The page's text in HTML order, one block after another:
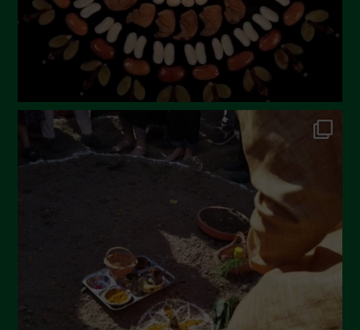
Marzo 2023
Febbraio 2023
Dicembre 2022
Novembre 2022
Ottobre 2022
Settembre 2022
Aprile 2022
Marzo 2022